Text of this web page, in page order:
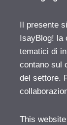
Il presente
IsayBlog!
tematici di
contano sul
del settore.
This